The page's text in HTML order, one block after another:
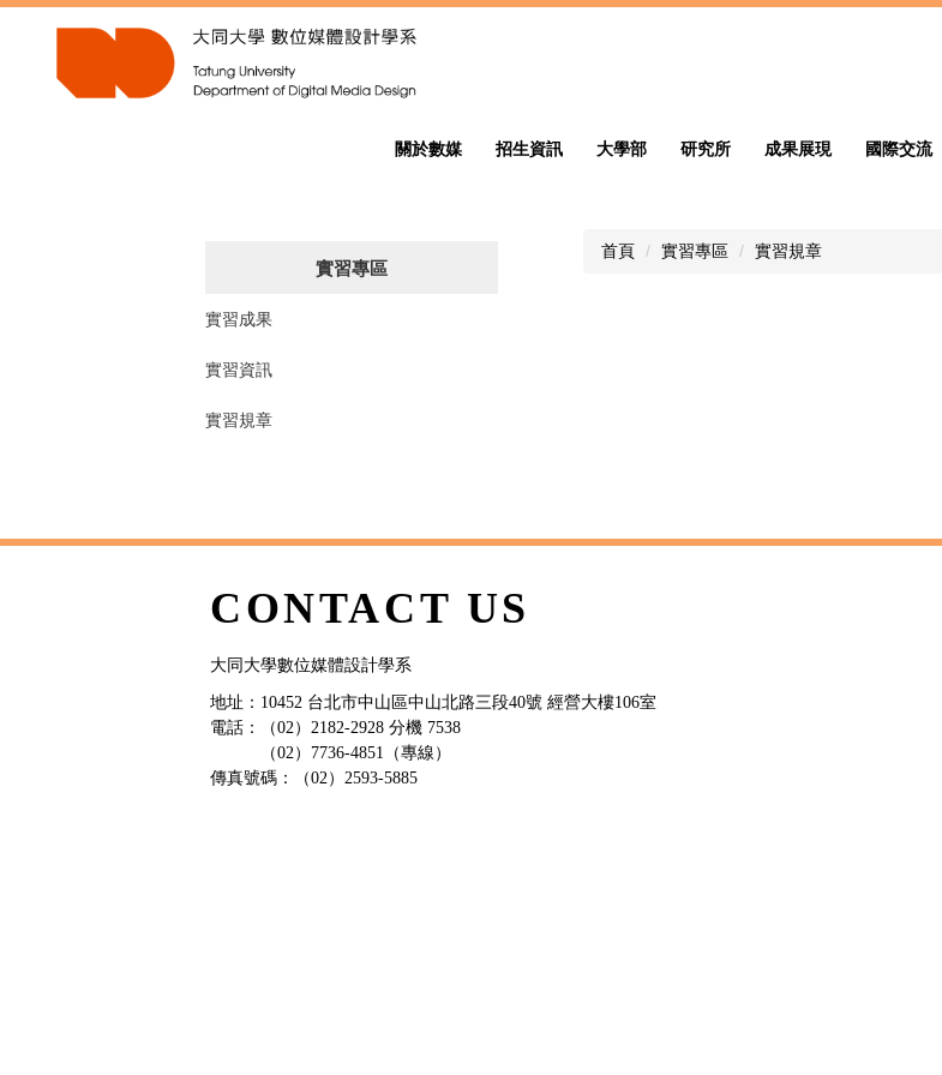
關於數媒 招生資訊 大學部 研究所 成果展現 國際交流
實習專區
實習成果
實習資訊
實習規章
首頁 實習專區 實習規章
CONTACT US
大同大學數位媒體設計學系
地址：10452 台北市中山區中山北路三段40號 經營大樓106室
電話：（02）2182-2928 分機 7538
（02）7736-4851（專線）
傳真號碼：（02）2593-5885